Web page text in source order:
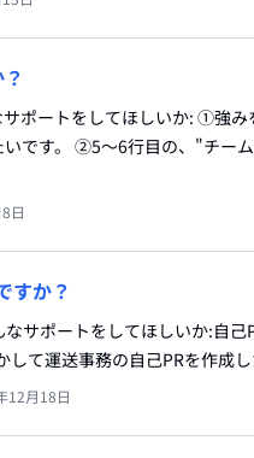
ポートをしてほしいか: ①強
です。 ②5〜6行目の、"チー
日
すか？
サポートをしてほしいか:自己
して運送事務の自己PRを作成
12月18日